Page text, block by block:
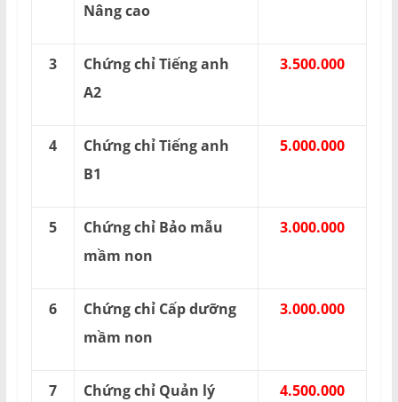
Nâng cao
3
Chứng chỉ Tiếng anh
A2
3.500.000
4
Chứng chỉ Tiếng anh
B1
5.000.000
5
Chứng chỉ Bảo mẫu
mầm non
3.000.000
6
Chứng chỉ Cấp dưỡng
mầm non
3.000.000
7
Chứng chỉ Quản lý
4.500.000